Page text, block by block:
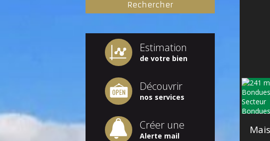
Estimation
de votre bien
Découvrir
nos services
Créer une
Alerte mail